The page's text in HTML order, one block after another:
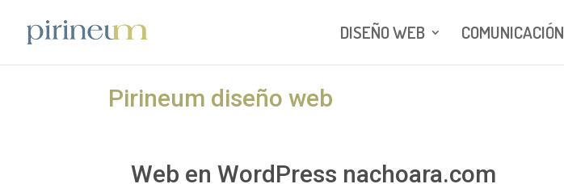
DISEÑO WEB COMUNICACIÓN
Pirineum diseño web
Web en WordPress nachoara.com